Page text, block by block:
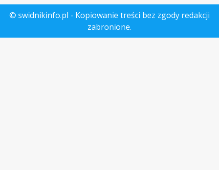
© swidnikinfo.pl - Kopiowanie treści bez zgody redakcji
zabronione.